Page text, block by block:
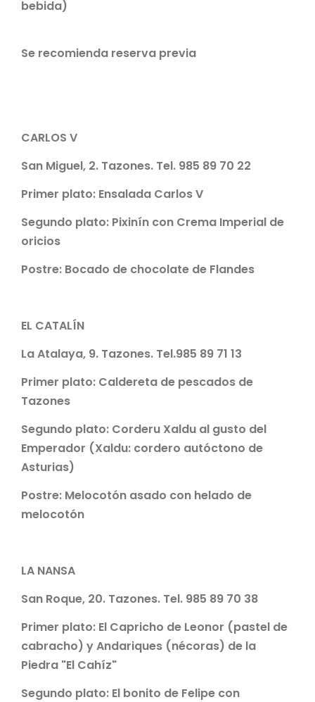
bebida)
Se recomienda reserva previa
CARLOS V
San Miguel, 2. Tazones. Tel. 985 89 70 22
Primer plato: Ensalada Carlos V
Segundo plato: Pixinín con Crema Imperial de
oricios
Postre: Bocado de chocolate de Flandes
EL CATALÍN
La Atalaya, 9. Tazones. Tel.985 89 71 13
Primer plato: Caldereta de pescados de
Tazones
Segundo plato: Corderu Xaldu al gusto del
Emperador (Xaldu: cordero autóctono de
Asturias)
Postre: Melocotón asado con helado de
melocotón
LA NANSA
San Roque, 20. Tazones. Tel. 985 89 70 38
Primer plato: El Capricho de Leonor (pastel de
cabracho) y Andariques (nécoras) de la
Piedra "El Cahíz"
Segundo plato: El bonito de Felipe con